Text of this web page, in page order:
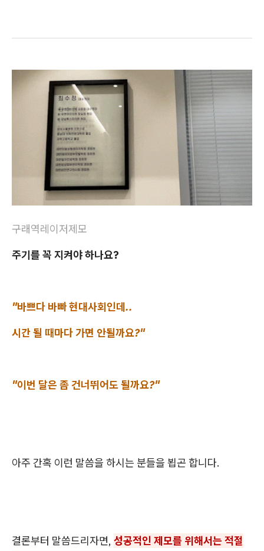
구래역레이저제모
주기를 꼭 지켜야 하나요?
"바쁘다 바빠 현대사회인데..
시간 될 때마다 가면 안될까요?"
"이번 달은 좀 건너뛰어도 될까요?"
아주 간혹 이런 말씀을 하시는 분들을 뵙곤 합니다.
결론부터 말씀드리자면, 성공적인 제모를 위해서는 적절